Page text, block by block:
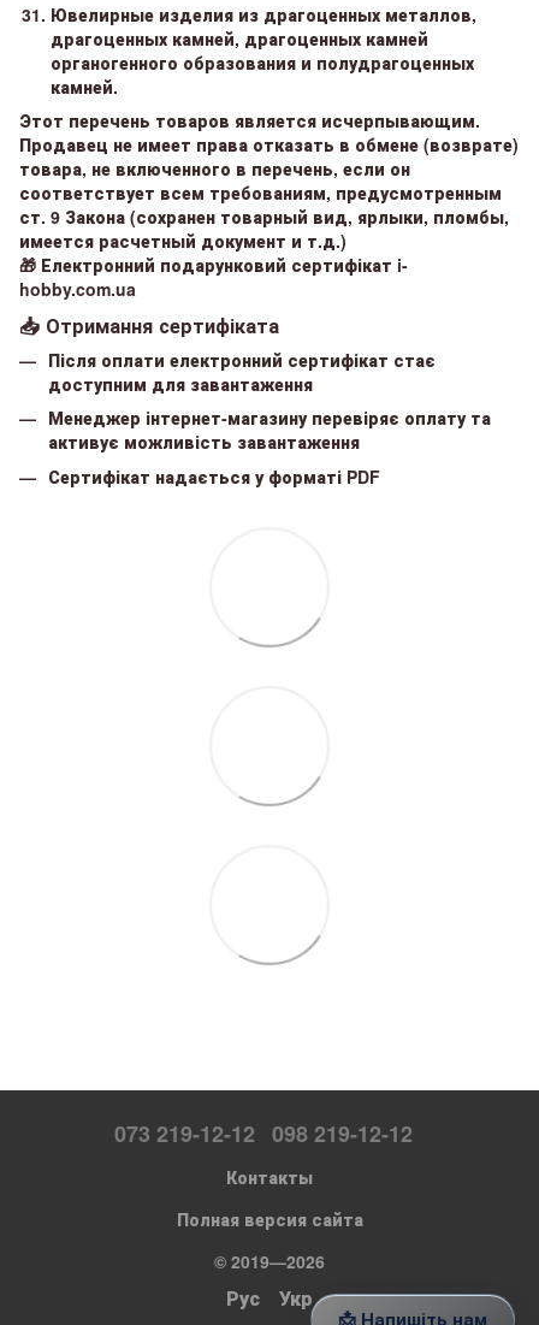
📩 Напишіть нам
Ювелирные изделия из драгоценных металлов,
драгоценных камней, драгоценных камней
органогенного образования и полудрагоценных
камней.
Этот перечень товаров является исчерпывающим.
Продавец не имеет права отказать в обмене (возврате)
товара, не включенного в перечень, если он
соответствует всем требованиям, предусмотренным
ст. 9 Закона (сохранен товарный вид, ярлыки, пломбы,
имеется расчетный документ и т.д.)
🎁 Електронний подарунковий сертифікат i-
hobby.com.ua
📥 Отримання сертифіката
Після оплати електронний сертифікат стає
доступним для завантаження
Менеджер інтернет-магазину перевіряє оплату та
активує можливість завантаження
Сертифікат надається у форматі PDF
073 219-12-12 098 219-12-12
Контакты
Полная версия сайта
© 2019—2026
Рус Укр